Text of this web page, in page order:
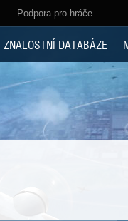
Podpora pro hráče
ZNALOSTNÍ DATABÁZE